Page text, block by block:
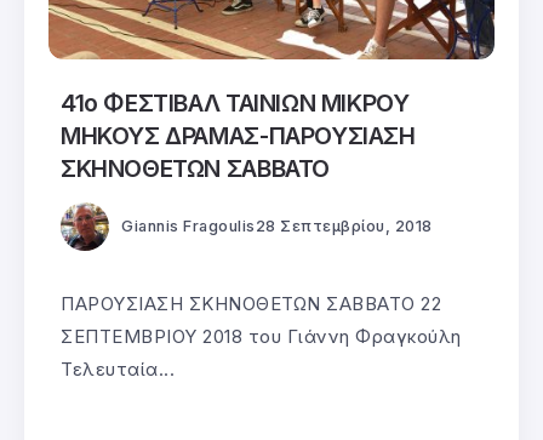
41ο ΦΕΣΤΙΒΑΛ ΤΑΙΝΙΩΝ ΜΙΚΡΟΥ
ΜΗΚΟΥΣ ΔΡΑΜΑΣ-ΠΑΡΟΥΣΙΑΣΗ
ΣΚΗΝΟΘΕΤΩΝ ΣΑΒΒΑΤΟ
Giannis Fragoulis 28 Σεπτεμβρίου, 2018
ΠΑΡΟΥΣΙΑΣΗ ΣΚΗΝΟΘΕΤΩΝ ΣΑΒΒΑΤΟ 22
ΣΕΠΤΕΜΒΡΙΟΥ 2018 του Γιάννη Φραγκούλη
Τελευταία...